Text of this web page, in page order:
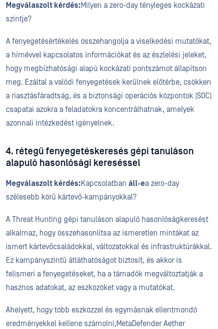
Megválaszolt kérdés:Milyen a zero-day tényleges kockázati
szintje?
A fenyegetésértékelés összehangolja a viselkedési mutatókat,
a hírnévvel kapcsolatos információkat és az észlelési jeleket,
hogy megbízhatósági alapú kockázati pontszámot állapítson
meg. Ezáltal a valódi fenyegetések kerülnek előtérbe, csökken
a riasztásfáradtság, és a biztonsági operációs központok (SOC)
csapatai azokra a feladatokra koncentrálhatnak, amelyek
azonnali intézkedést igényelnek.
4. rétegű fenyegetéskeresés gépi tanuláson
alapuló hasonlósági kereséssel
Megválaszolt kérdés:Kapcsolatban áll-ea zero-day
szélesebb körű kártevő-kampányokkal?
A Threat Hunting gépi tanuláson alapuló hasonlóságkeresést
alkalmaz, hogy összehasonlítsa az ismeretlen mintákat az
ismert kártevőcsaládokkal, változatokkal és infrastruktúrákkal.
Ez kampányszintű átláthatóságot biztosít, és akkor is
felismeri a fenyegetéseket, ha a támadók megváltoztatják a
hasznos adatokat, az eszközöket vagy a mutatókat.
Ahelyett, hogy több eszközzel és egymásnak ellentmondó
eredményekkel kellene számolni,MetaDefender Aether